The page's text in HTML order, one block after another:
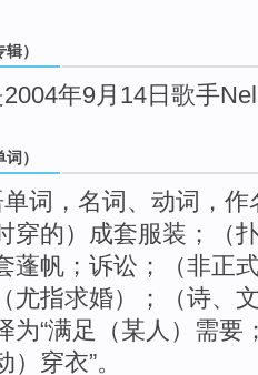
）
2004年9月14日歌手
）
词，名词、动词，
穿的）成套服装；（
蓬帆；诉讼；（非正
尤指求婚）；（诗、
为“满足（某人）需
穿衣”。